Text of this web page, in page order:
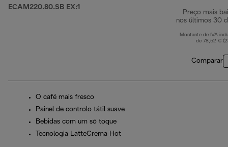
ECAM220.80.SB EX:1
Preço mais
nos últimos 30
Montante de IVA
de 78,52 €
Comparar
O café mais fresco
Painel de controlo tátil suave
Bebidas com um só toque
Tecnologia LatteCrema Hot